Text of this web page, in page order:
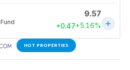
HOT PROPERTIES